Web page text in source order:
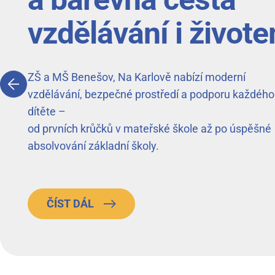
vzdělávání i
ZŠ a MŠ Benešov, Na Karlově nabízí moderní
vzdělávání, bezpečné prostředí a podporu každého
dítěte –
od prvních krůčků v mateřské škole až po úspěšné
absolvování základní školy.
ČÍST DÁL